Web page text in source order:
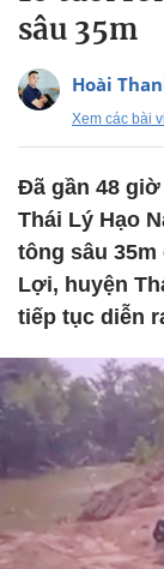
sâu 35m
Hoài
Xem các bài
Đã gần 48
Thái Lý Hạo
tông sâu
Lợi, huyện
tiếp tục diễn